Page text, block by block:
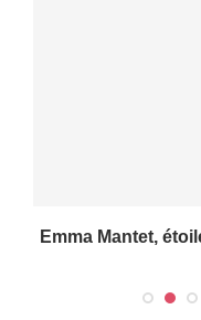
Emma Mantet,